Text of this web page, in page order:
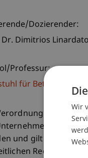
Dozierender:
Dimitrios
Professur:
für
(EU)
(ECSP-
und gilt seit dem
Wir